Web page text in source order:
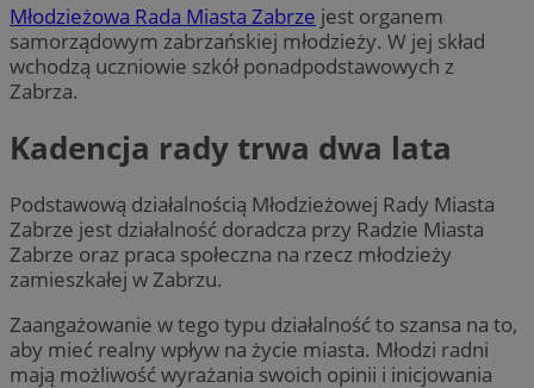
Młodzieżowa Rada Miasta Zabrze jest organem
samorządowym zabrzańskiej młodzieży. W jej skład
wchodzą uczniowie szkół ponadpodstawowych z
Zabrza.
Kadencja rady trwa dwa lata
Podstawową działalnością Młodzieżowej Rady Miasta
Zabrze jest działalność doradcza przy Radzie Miasta
Zabrze oraz praca społeczna na rzecz młodzieży
zamieszkałej w Zabrzu.
Zaangażowanie w tego typu działalność to szansa na to,
aby mieć realny wpływ na życie miasta. Młodzi radni
mają możliwość wyrażania swoich opinii i inicjowania